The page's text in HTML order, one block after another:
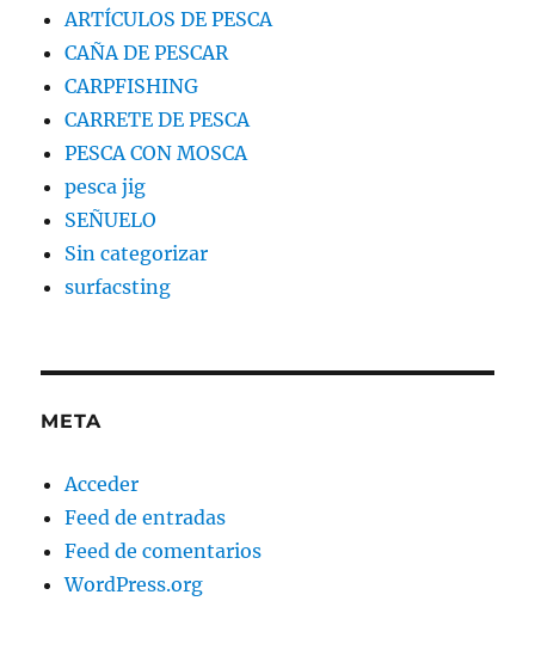
ARTÍCULOS DE PESCA
CAÑA DE PESCAR
CARPFISHING
CARRETE DE PESCA
PESCA CON MOSCA
pesca jig
SEÑUELO
Sin categorizar
surfacsting
META
Acceder
Feed de entradas
Feed de comentarios
WordPress.org